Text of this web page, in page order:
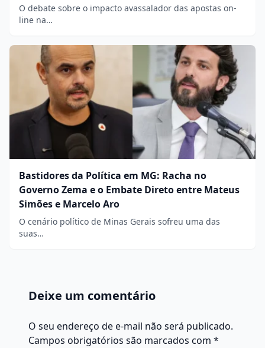
O debate sobre o impacto avassalador das apostas on-
line na…
Bastidores da Política em MG: Racha no
Governo Zema e o Embate Direto entre Mateus
Simões e Marcelo Aro
O cenário político de Minas Gerais sofreu uma das
suas…
Deixe um comentário
O seu endereço de e-mail não será publicado.
Campos obrigatórios são marcados com *